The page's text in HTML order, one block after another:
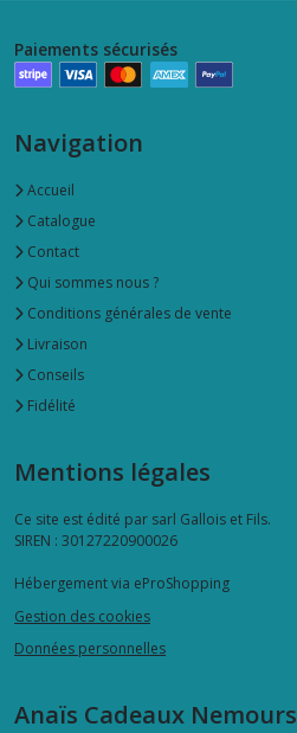
Paiements sécurisés
Navigation
Accueil
Catalogue
Contact
Qui sommes nous ?
Conditions générales de vente
Livraison
Conseils
Fidélité
Mentions légales
Ce site est édité par sarl Gallois et Fils.
SIREN : 30127220900026
Hébergement via eProShopping
Gestion des cookies
Données personnelles
Anaïs Cadeaux Nemours